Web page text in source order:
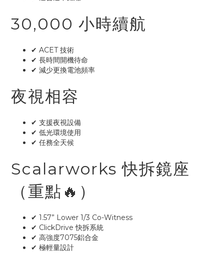
30,000 小時續航
✔ ACET 技術
✔ 長時間開機待命
✔ 減少更換電池頻率
夜視相容
✔ 支援夜視設備
✔ 低光環境使用
✔ 任務全天候
Scalarworks 快拆鏡座
（重點🔥）
✔ 1.57” Lower 1/3 Co-Witness
✔ ClickDrive 快拆系統
✔ 高強度7075鋁合金
✔ 極輕量設計